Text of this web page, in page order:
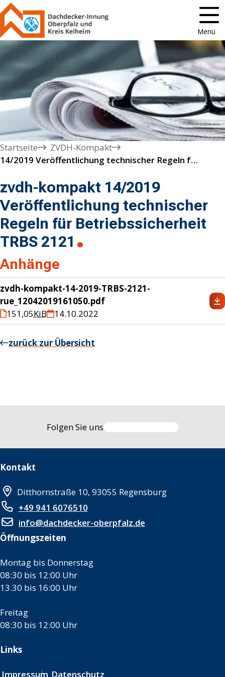
Menü
Startseite
ZVDH-Kompakt
14/2019 Veröffentlichung technischer Regeln für Betriebssicherheit TRBS 2121
zvdh-kompakt 14/2019
Veröffentlichung technischer
Regeln für Betriebssicherheit
TRBS 2121
Anhänge
zvdh-kompakt-14-2019-TRBS-2121-
rue_12042019161050.pdf
151,05KiB 14.10.2022
zurück zur Übersicht
Folgen Sie uns
Kontakt
Ditthornstraße 10, 93055 Regensburg
+49 941 6076510
info@dachdecker-oberpfalz.de
Öffnungszeiten
Montag bis Donnerstag
08:30 bis 12:00 Uhr
13.30 bis 16:00 Uhr
Freitag
08:30 bis 12:00 Uhr
Links
Impressum Datenschutz